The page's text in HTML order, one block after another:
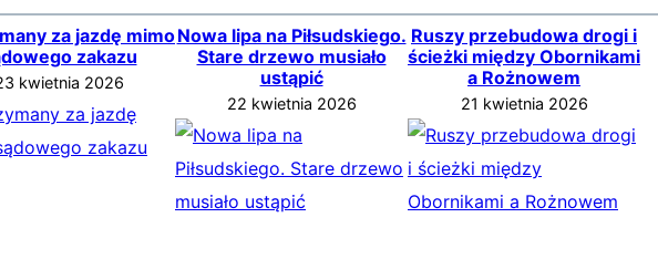
za jazdę mimo
zakazu
kwietnia 2026
Nowa lipa na Piłsudskiego.
Stare drzewo musiało
ustąpić
22 kwietnia 2026
Ruszy przebudowa drogi i
ścieżki między Obornikami
a Rożnowem
21 kwietnia 2026